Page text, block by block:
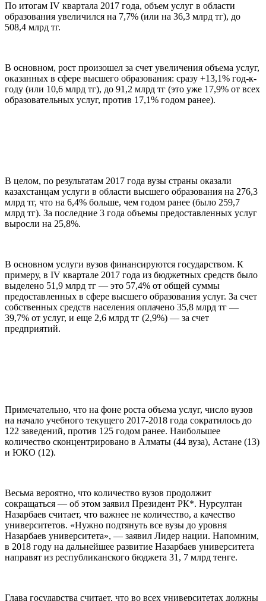
По итогам IV квартала 2017 года, объем услуг в области
образования увеличился на 7,7% (или на 36,3 млрд тг), до
508,4 млрд тг.
В основном, рост произошел за счет увеличения объема услуг,
оказанных в сфере высшего образования: сразу +13,1% год-к-
году (или 10,6 млрд тг), до 91,2 млрд тг (это уже 17,9% от всех
образовательных услуг, против 17,1% годом ранее).
В целом, по результатам 2017 года вузы страны оказали
казахстанцам услуги в области высшего образования на 276,3
млрд тг, что на 6,4% больше, чем годом ранее (было 259,7
млрд тг). За последние 3 года объемы предоставленных услуг
выросли на 25,8%.
В основном услуги вузов финансируются государством. К
примеру, в IV квартале 2017 года из бюджетных средств было
выделено 51,9 млрд тг — это 57,4% от общей суммы
предоставленных в сфере высшего образования услуг. За счет
собственных средств населения оплачено 35,8 млрд тг —
39,7% от услуг, и еще 2,6 млрд тг (2,9%) — за счет
предприятий.
Примечательно, что на фоне роста объема услуг, число вузов
на начало учебного текущего 2017-2018 года сократилось до
122 заведений, против 125 годом ранее. Наибольшее
количество сконцентрировано в Алматы (44 вуза), Астане (13)
и ЮКО (12).
Весьма вероятно, что количество вузов продолжит
сокращаться — об этом заявил Президент РК*. Нурсултан
Назарбаев считает, что важнее не количество, а качество
университетов. «Нужно подтянуть все вузы до уровня
Назарбаев университета», — заявил Лидер нации. Напомним,
в 2018 году на дальнейшее развитие Назарбаев университета
направят из республиканского бюджета 31, 7 млрд тенге.
Глава государства считает, что во всех университетах должны